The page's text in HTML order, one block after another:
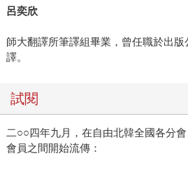
呂奕欣
師大翻譯所筆譯組畢業，曾任職於出
譯。
試閱
二○○四年九月，在自由北韓全國各分
會員之間開始流傳：